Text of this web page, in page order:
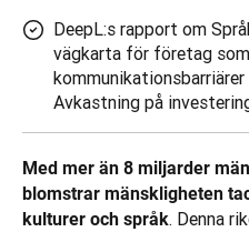
DeepL:s rapport om
vägkarta för företag
Avkastning på
Med mer än 8 miljarder
blomstrar mänskligheten
kulturer och språk. Denna